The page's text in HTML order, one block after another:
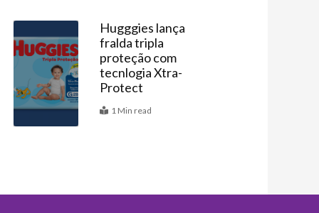
Vitrine
Hugggies lança
fralda tripla
proteção com
tecnlogia Xtra-
Protect
1 Min read